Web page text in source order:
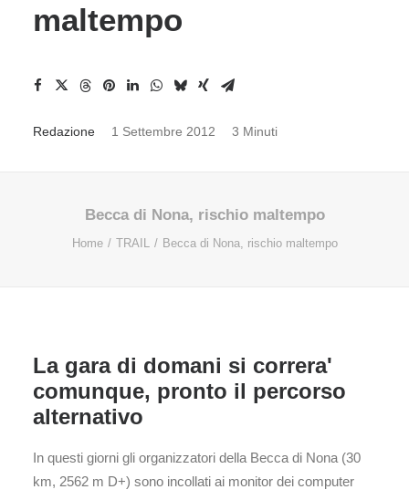
maltempo
Redazione 1 Settembre 2012 3 Minuti
Becca di Nona, rischio maltempo
Home TRAIL Becca di Nona, rischio maltempo
La gara di domani si correra'
comunque, pronto il percorso
alternativo
In questi giorni gli organizzatori della Becca di Nona (30
km, 2562 m D+) sono incollati ai monitor dei computer